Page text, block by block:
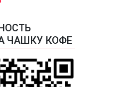
ЧАШКУ КОФЕ